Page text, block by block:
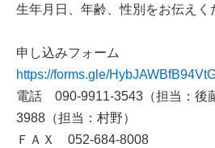
生年月日、年齢、性別をお伝えく
申し込みフォーム
https://forms.gle/
電話 090-9911-3543（担当：後
3988（担当：村野）
ＦＡＸ 052-684-8008